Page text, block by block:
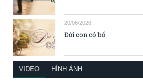
20/06/2026
Đời con có bố
VIDEO HÌNH ẢNH